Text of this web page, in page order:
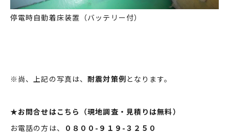
停電時自動着床装置（バッテリー付）
※尚、上記の写真は、耐震対策例となります。
★お問合せはこちら（現地調査・見積りは無料）
お電話の方は、
０８００-９１９-３２５０